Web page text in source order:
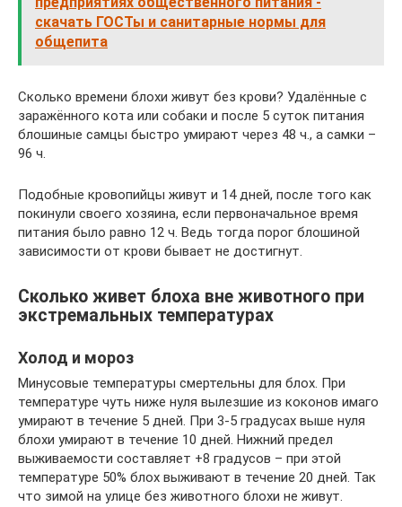
скачать ГОСТы и санитарные нормы для
общепита
Сколько времени блохи живут без крови? Удалённые с
заражённого кота или собаки и после 5 суток питания
блошиные самцы быстро умирают через 48 ч., а самки –
96 ч.
Подобные кровопийцы живут и 14 дней, после того как
покинули своего хозяина, если первоначальное время
питания было равно 12 ч. Ведь тогда порог блошиной
зависимости от крови бывает не достигнут.
Сколько живет блоха вне животного при
экстремальных температурах
Холод и мороз
Минусовые температуры смертельны для блох. При
температуре чуть ниже нуля вылезшие из коконов имаго
умирают в течение 5 дней. При 3-5 градусах выше нуля
блохи умирают в течение 10 дней. Нижний предел
выживаемости составляет +8 градусов – при этой
температуре 50% блох выживают в течение 20 дней. Так
что зимой на улице без животного блохи не живут.